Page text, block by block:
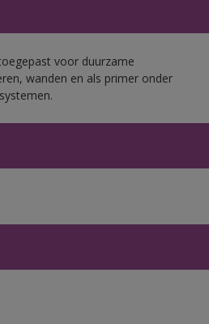
voor duurzame
wanden en als primer onder